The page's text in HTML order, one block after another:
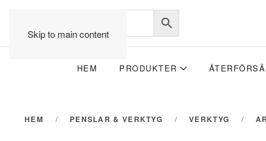
Skip to main content
HEM PRODUKTER
HEM PENSLAR & VERKTYG VERKTYG